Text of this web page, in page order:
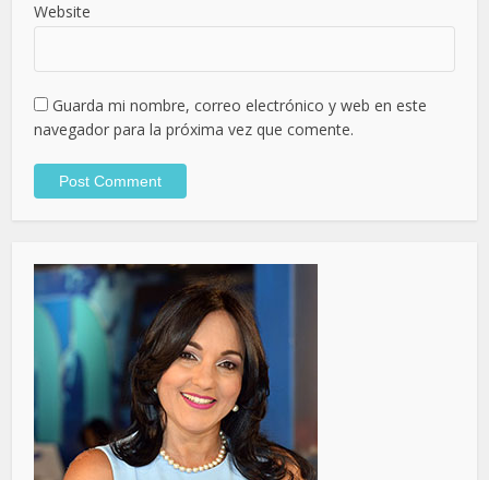
Website
Guarda mi nombre, correo electrónico y web en este
navegador para la próxima vez que comente.